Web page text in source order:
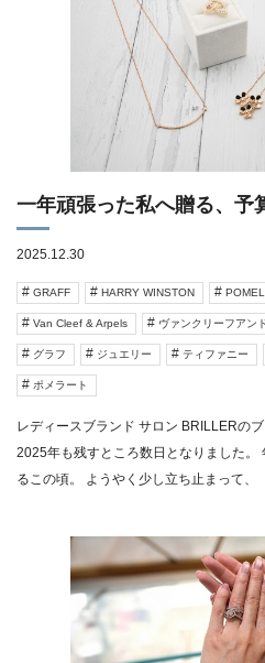
一年頑張った私へ贈る、
2025.12.30
GRAFF HARRY WINSTON
Van Cleef & Arpels ヴァンクリーフアン
グラフ ジュエリー ティファニー
ポメラート
レディースブランド サロン BRILLERの
2025年も残すところ数日となりました。
るこの頃。 ようやく少し立ち止まって、